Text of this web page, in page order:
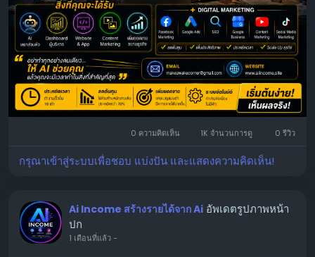
Private Workshop 1:1 หรือกลุ่มเล็ก 2-4 คน
📧makeawakecorner@gmail.com
0 ความคิดเห็น 1K จำนวนการดู 0 รีวิว
กรุณาเข้าสู่ระบบเพื่อชอบ แบ่งปัน และแสดงความคิดเห็น!
Ai Income สร้างรายได้จาก Ai อัพเดตรูปภาพหน้า
ปก
1 เดือนที่แล้ว-